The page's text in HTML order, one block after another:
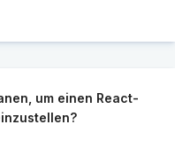
um einen React-